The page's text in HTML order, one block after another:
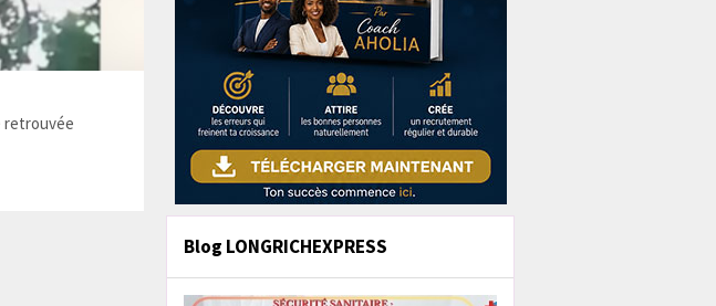
retrouvée
Blog LONGRICHEXPRESS